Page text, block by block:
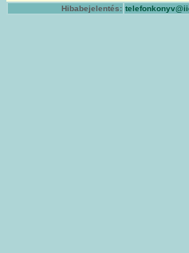
Hibabejelentés: